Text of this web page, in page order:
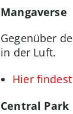
Mangaverse
Gegenüber
in der Luft.
Hier
Central Park